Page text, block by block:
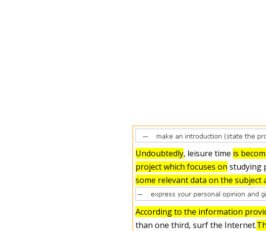
Undoubtedly, leisure time is
project which focuses on studying
some relevant data on the subject
According to the information
than one third, surf the Internet.